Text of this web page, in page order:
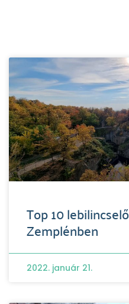
Top 10
Zemplénben
2022. január 21.